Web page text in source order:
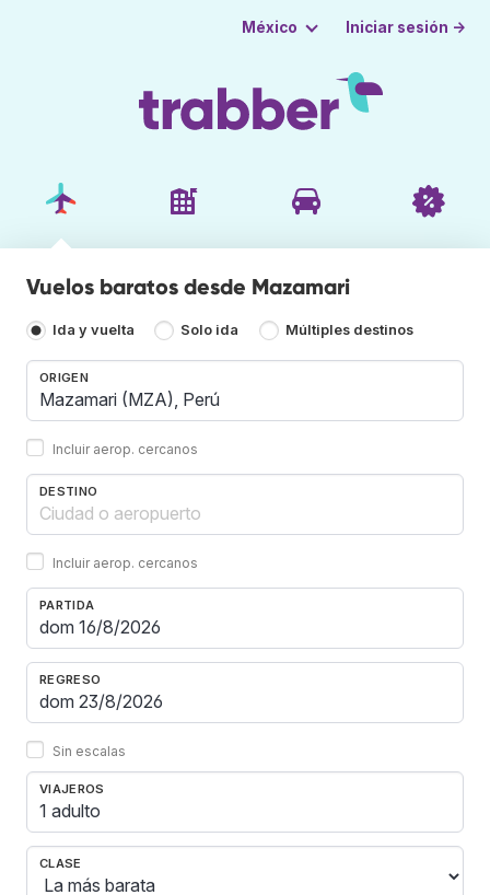
México Iniciar sesión →
Vuelos baratos desde Mazamari
Ida y vuelta Solo ida Múltiples destinos
ORIGEN
Incluir aerop. cercanos
DESTINO
Incluir aerop. cercanos
PARTIDA
REGRESO
Sin escalas
VIAJEROS
1 adulto
CLASE